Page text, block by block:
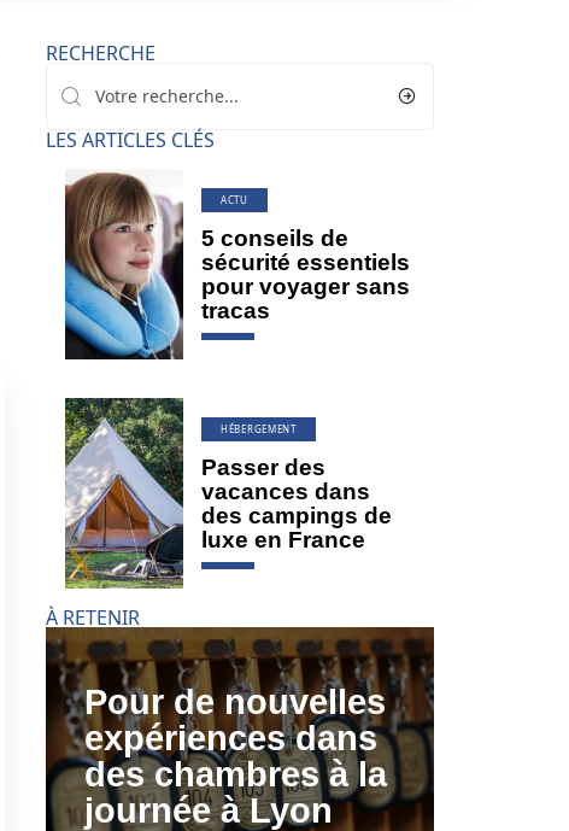
RECHERCHE
LES ARTICLES CLÉS
ACTU
5 conseils de
sécurité essentiels
pour voyager sans
tracas
HÉBERGEMENT
Passer des
vacances dans
des campings de
luxe en France
À RETENIR
Pour de nouvelles
expériences dans
des chambres à la
journée à Lyon